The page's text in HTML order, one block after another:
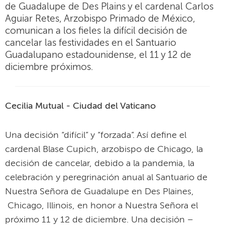
de Guadalupe de Des Plains y el cardenal Carlos
Aguiar Retes, Arzobispo Primado de México,
comunican a los fieles la difícil decisión de
cancelar las festividades en el Santuario
Guadalupano estadounidense, el 11 y 12 de
diciembre próximos.
Cecilia Mutual - Ciudad del Vaticano
Una decisión “difícil” y “forzada”. Así define el
cardenal Blase Cupich, arzobispo de Chicago, la
decisión de cancelar, debido a la pandemia, la
celebración y peregrinación anual al Santuario de
Nuestra Señora de Guadalupe en Des Plaines,
Chicago, Illinois, en honor a Nuestra Señora el
próximo 11 y 12 de diciembre. Una decisión –